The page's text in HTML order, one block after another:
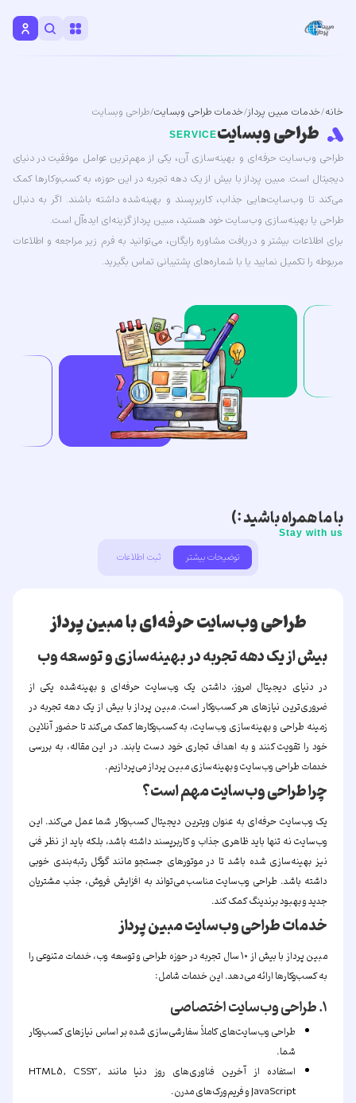
خانه/خدمات مبین پرداز/خدمات طراحی وبسایت/ طراحی وبسایت
طراحی وبسایتSERVICE
طراحی وب‌سایت حرفه‌ای و بهینه‌سازی آن، یکی از مهم‌ترین عوامل موفقیت در دنیای
دیجیتال است. مبین پردازبا بیش از یک دهه تجربه در این حوزه، به کسب‌وکارها کمک
می‌کند تا وب‌سایت‌هایی جذاب، کاربرپسند و بهینه‌شده داشته باشند. اگر به دنبال
طراحی یا بهینه‌سازی وب‌سایت خود هستید، مبین پرداز گزینه‌ای ایده‌آل است.
برای اطلاعات بیشتر و دریافت مشاوره رایگان، می‌توانید به فرم زیر مراجعه و اطلاعات
مربوطه را تکمیل نمایید یا با شماره‌های پشتیبانی تماس بگیرید.
با ما همراه باشید :)
Stay with us
توضیحات بیشتر ثبت اطلاعات
طراحی وب‌سایت حرفه‌ای بامبین پرداز
بیش از یک دهه تجربه در بهینه‌سازی و توسعه وب
در دنیای دیجیتال امروز، داشتن یک وب‌سایت حرفه‌ای و بهینه‌شده یکی از
ضروری‌ترین نیازهای هر کسب‌وکار است.مبین پردازبا بیش از یک دهه تجربه در
زمینه طراحی و بهینه‌سازی وب‌سایت، به کسب‌وکارها کمک می‌کند تا حضور آنلاین
خود را تقویت کنند و به اهداف تجاری خود دست یابند. در این مقاله، به بررسی
خدمات طراحی وب‌سایت و بهینه‌سازی مبین پرداز می‌پردازیم.
چرا طراحی وب‌سایت مهم است؟
یک وب‌سایت حرفه‌ای به عنوان ویترین دیجیتال کسب‌وکار شما عمل می‌کند. این
وب‌سایت نه تنها باید ظاهری جذاب و کاربرپسند داشته باشد، بلکه باید از نظر فنی
نیز بهینه‌سازی شده باشد تا در موتورهای جستجو مانند گوگل رتبه‌بندی خوبی
داشته باشد. طراحی وب‌سایت مناسب می‌تواند به افزایش فروش، جذب مشتریان
جدید و بهبود برندینگ کمک کند.
خدمات طراحی وب‌سایت مبین پرداز
مبین پرداز با بیش از ۱۰ سال تجربه در حوزه طراحی و توسعه وب، خدمات متنوعی را
به کسب‌وکارها ارائه می‌دهد. این خدمات شامل:
۱. طراحی وب‌سایت اختصاصی
طراحی وب‌سایت‌های کاملاً سفارشی‌سازی شده بر اساس نیازهای کسب‌وکار
شما.
استفاده از آخرین فناوری‌های روز دنیا مانند HTML5, CSS3,
JavaScript و فریم‌ورک‌های مدرن.